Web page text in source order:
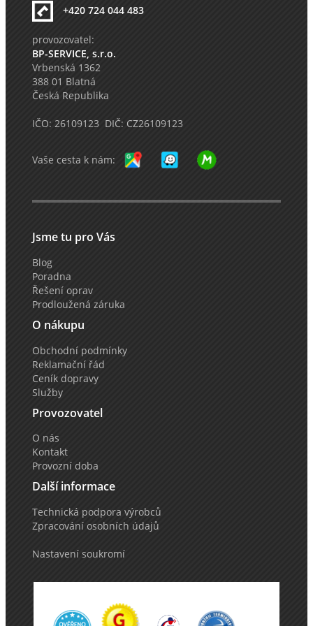
+420 724 044 483
provozovatel:
BP-SERVICE, s.r.o.
Vrbenská 1362
388 01 Blatná
Česká Republika
IČO: 26109123 DIČ: CZ26109123
Vaše cesta k nám:
Jsme tu pro Vás
Blog
Poradna
Řešení oprav
Prodloužená záruka
O nákupu
Obchodní podmínky
Reklamační řád
Ceník dopravy
Služby
Provozovatel
O nás
Kontakt
Provozní doba
Další informace
Technická podpora výrobců
Zpracování osobních údajů
Nastavení soukromí